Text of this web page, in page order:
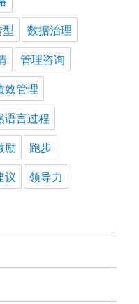
数据治理
管理咨询
效管理
语言过程
励
跑步
议 领导力